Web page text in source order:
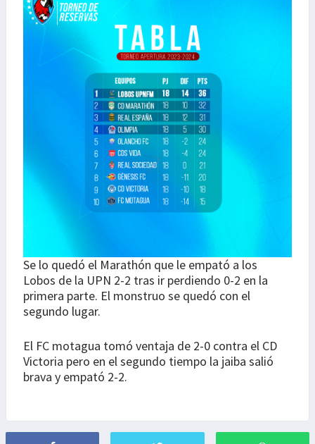
Se lo quedó el Marathón que le empató a los
Lobos de la UPN 2-2 tras ir perdiendo 0-2 en la
primera parte. El monstruo se quedó con el
segundo lugar.
El FC motagua tomó ventaja de 2-0 contra el CD
Victoria pero en el segundo tiempo la jaiba salió
brava y empató 2-2.